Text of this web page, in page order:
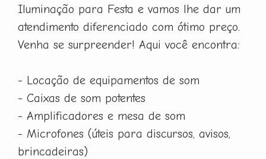
Iluminação para Festa e vamos lhe dar um
atendimento diferenciado com ótimo preço.
Venha se surpreender! Aqui você encontra:
- Locação de equipamentos de som
- Caixas de som potentes
- Amplificadores e mesa de som
- Microfones (úteis para discursos, avisos,
brincadeiras)